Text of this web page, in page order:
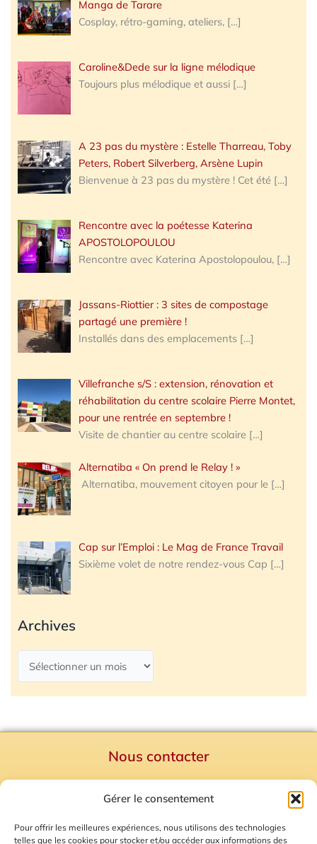
Gérer le consentement
Pour offrir les meilleures expériences, nous utilisons des technologies
telles que les cookies pour stocker et/ou accéder aux informations des
Manga de Tarare
Cosplay, rétro-gaming, ateliers, […]
Caroline&Dede sur la ligne mélodique
Toujours plus mélodique et aussi […]
A 23 pas du mystère : Estelle Tharreau, Toby
Peters, Robert Silverberg, Arsène Lupin
Bienvenue à 23 pas du mystère ! Cet été […]
Rencontre avec la poétesse Katerina
APOSTOLOPOULOU
Rencontre avec Katerina Apostolopoulou, […]
Jassans-Riottier : 3 sites de compostage
partagé une première !
Installés dans des emplacements […]
Villefranche s/S : extension, rénovation et
réhabilitation du centre scolaire Pierre Montet,
pour une rentrée en septembre !
Visite de chantier au centre scolaire […]
Alternatiba « On prend le Relay ! »
Alternatiba, mouvement citoyen pour le […]
Cap sur l’Emploi : Le Mag de France Travail
Sixième volet de notre rendez-vous Cap […]
Archives
Nous contacter
Mentions Légales
Plan du site